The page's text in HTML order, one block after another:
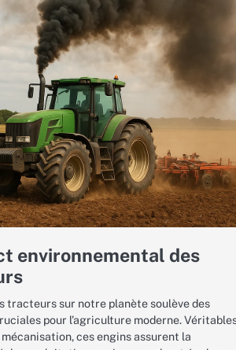
environnemental des
tracteurs sur notre planète soulève des
pour l’agriculture moderne.
ces engins assurent la